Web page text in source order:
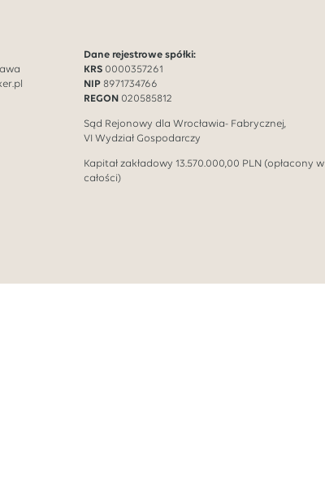
Dane rejestrowe spółki:
KRS 0000357261
NIP 8971734766
REGON 020585812
Sąd Rejonowy dla Wrocławia- Fabrycznej,
VI Wydział Gospodarczy
Kapitał zakładowy 13.570.000,00 PLN (opłacony w
całości)